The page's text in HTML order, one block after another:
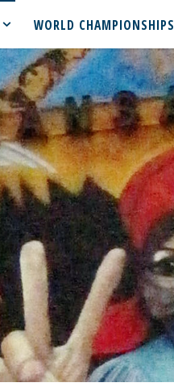
WORLD CHAMPIONSHIPS